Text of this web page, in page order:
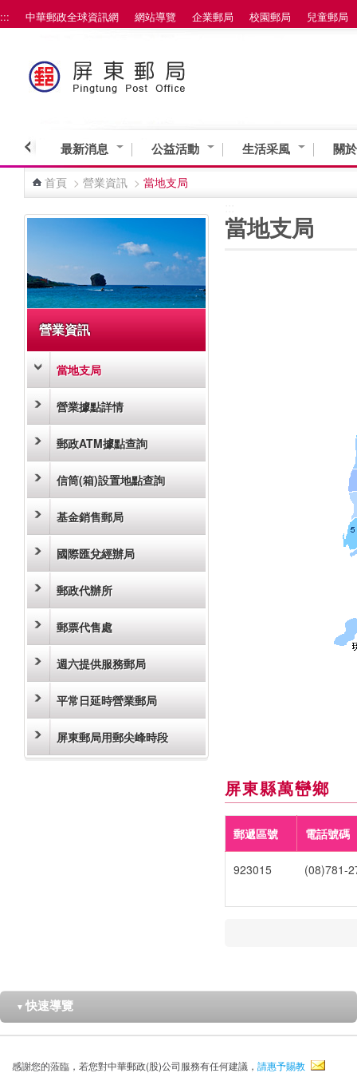
跳到主要內容區塊
::: 中華郵政全球資訊網 網站導覽 企業郵局 校園郵局 兒童郵局
最新消息 公益活動 生活采風 關
首頁 > 營業資訊 > 當地支局
營業資訊
當地支局
營業據點詳情
郵政ATM據點查詢
信筒(箱)設置地點查詢
基金銷售郵局
國際匯兌經辦局
郵政代辦所
郵票代售處
週六提供服務郵局
平常日延時營業郵局
屏東郵局用郵尖峰時段
當地支局
屏東縣萬巒鄉
郵遞區號 電話號碼
923015 (08)781-
▼ 快速導覽
感謝您的蒞臨，若您對中華郵政(股)公司服務有任何建議， 請惠予賜教